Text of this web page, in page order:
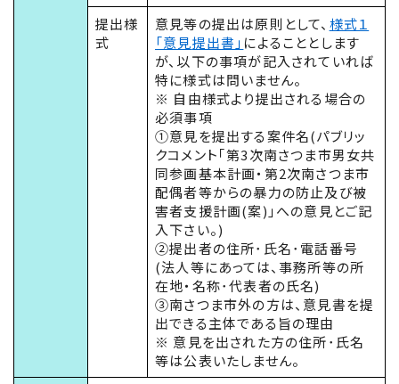
提出様
式
意見等の提出は原則として、 様式１
「意見提出書」 によることとします
が、以下の事項が記入されていれば
特に様式は問いません。
※ 自由様式より提出される場合の
必須事項
①意見を提出する案件名(パブリッ
クコメント｢第3次南さつま市男女共
同参画基本計画・第2次南さつま市
配偶者等からの暴力の防止及び被
害者支援計画(案)｣への意見とご記
入下さい。)
②提出者の住所･氏名･電話番号
(法人等にあっては、事務所等の所
在地・名称･代表者の氏名)
③南さつま市外の方は、意見書を提
出できる主体である旨の理由
※ 意見を出された方の住所･氏名
等は公表いたしません。